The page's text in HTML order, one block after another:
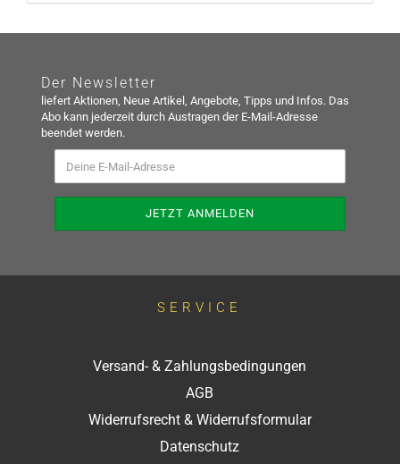
Der Newsletter
liefert Aktionen, Neue Artikel, Angebote, Tipps und Infos. Das
Abo kann jederzeit durch Austragen der E-Mail-Adresse
beendet werden.
SERVICE
Versand- & Zahlungsbedingungen
AGB
Widerrufsrecht & Widerrufsformular
Datenschutz